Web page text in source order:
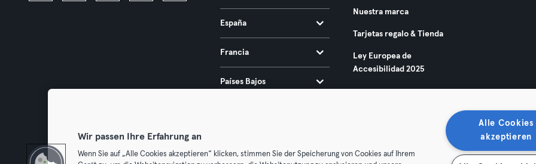
España
Francia
Países Bajos
Nuestra marca
Tarjetas regalo & Tienda
Ley Europea de
Accesibilidad 2025
Wir passen Ihre Erfahrung an
Wenn Sie auf „Alle Cookies akzeptieren“ klicken, stimmen Sie der Speicherung von Cookies auf Ihrem
Alle Cookies
akzeptieren